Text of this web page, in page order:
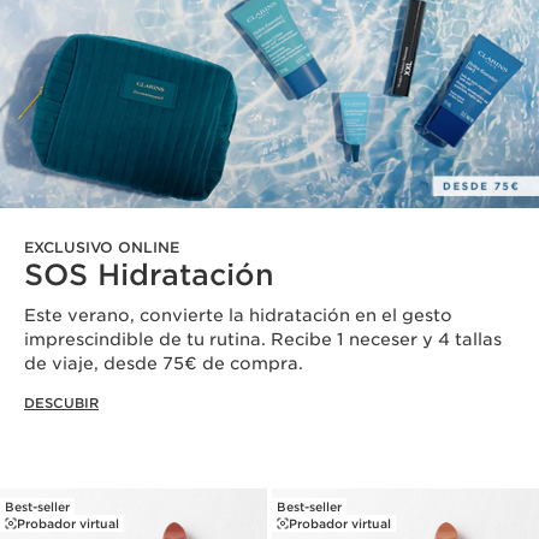
EXCLUSIVO ONLINE
SOS Hidratación
Este verano, convierte la hidratación en el gesto
imprescindible de tu rutina. Recibe 1 neceser y 4 tallas
de viaje, desde 75€ de compra.
DESCUBIR
Best-seller
Probador virtual
Best-seller
Probador virtual